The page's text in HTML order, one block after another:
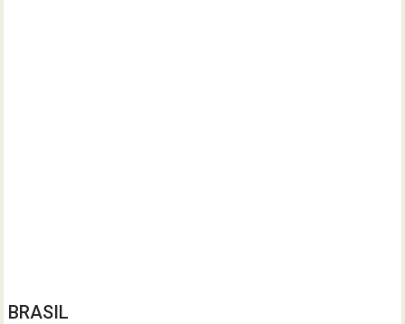
BRASIL